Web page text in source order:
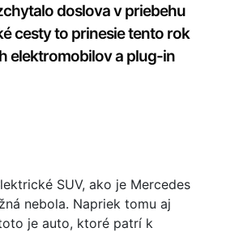
doslova v priebehu
cesty to prinesie tento rok
elektromobilov a plug-in
SUV, ako je Mercedes
nebola. Napriek tomu aj
je auto, ktoré patrí k